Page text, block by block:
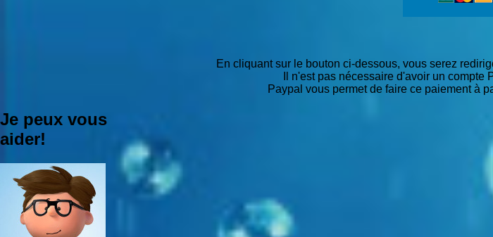
En cliquant sur le bouton ci-dessous, vous serez
Il n'est pas nécessaire d'avoir un
Paypal vous permet de faire ce paiement à
Je peux vous
aider!